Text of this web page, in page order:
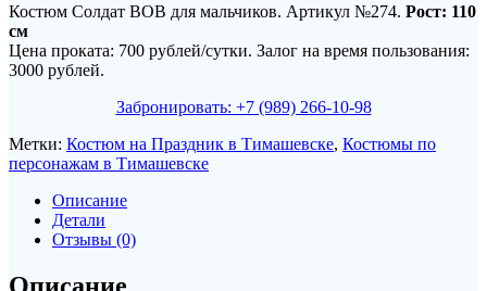
Костюм Солдат ВОВ для мальчиков. Артикул №274. Рост: 110
см
Цена проката: 700 рублей/сутки. Залог на время пользования:
3000 рублей.
Забронировать: +7 (989) 266-10-98
Метки: Костюм на Праздник в Тимашевске, Костюмы по
персонажам в Тимашевске
Описание
Детали
Отзывы (0)
Описание